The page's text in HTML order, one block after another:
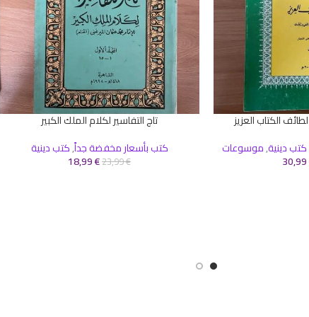
الكتاب العزيز
كتب دينية,موسوعات
30,99
إضافة إلى السلةتاج التفاسير لكلام الملك الكبير
كتب بأسعار مخفضة جداً,كتب دينية
23,99€
18,99€